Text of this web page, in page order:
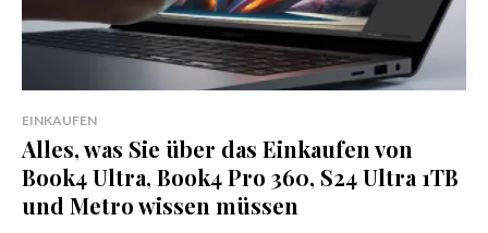
EINKAUFEN
Alles, was Sie über das Einkaufen von
Book4 Ultra, Book4 Pro 360, S24 Ultra 1TB
und Metro wissen müssen